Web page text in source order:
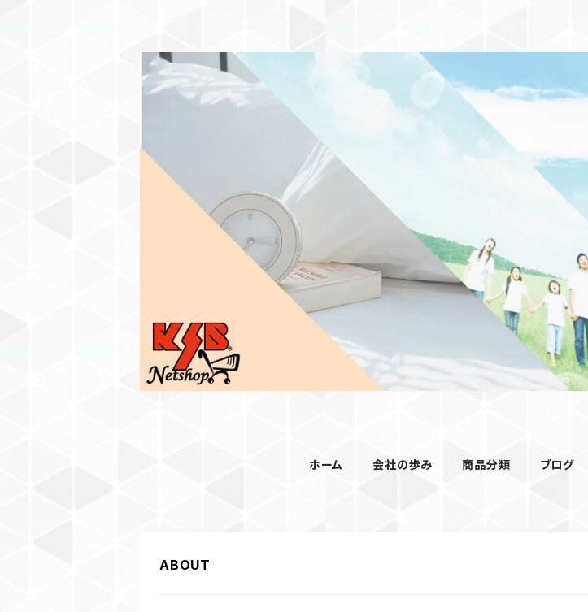
ホーム 会社の歩み 商品分類 ブログ
ABOUT